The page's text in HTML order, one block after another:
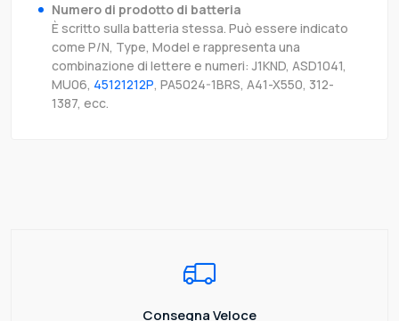
Numero di prodotto di batteria
È scritto sulla batteria stessa. Può essere indicato
come P/N, Type, Model e rappresenta una
combinazione di lettere e numeri: J1KND, ASD1041,
MU06, 45121212P, PA5024-1BRS, A41-X550, 312-
1387, ecc.
Consegna Veloce